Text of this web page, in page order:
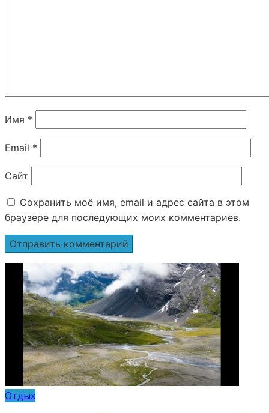
Имя *
Email *
Сайт
Сохранить моё имя, email и адрес сайта в этом
браузере для последующих моих комментариев.
Отдых